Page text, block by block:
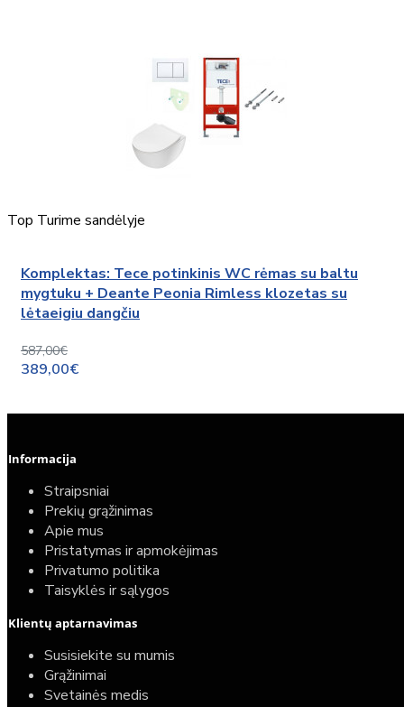
Top Turime sandėlyje
Komplektas: Tece potinkinis WC rėmas su baltu
mygtuku + Deante Peonia Rimless klozetas su
lėtaeigiu dangčiu
587,00€
389,00€
Informacija
Straipsniai
Prekių grąžinimas
Apie mus
Pristatymas ir apmokėjimas
Privatumo politika
Taisyklės ir sąlygos
Klientų aptarnavimas
Susisiekite su mumis
Grąžinimai
Svetainės medis